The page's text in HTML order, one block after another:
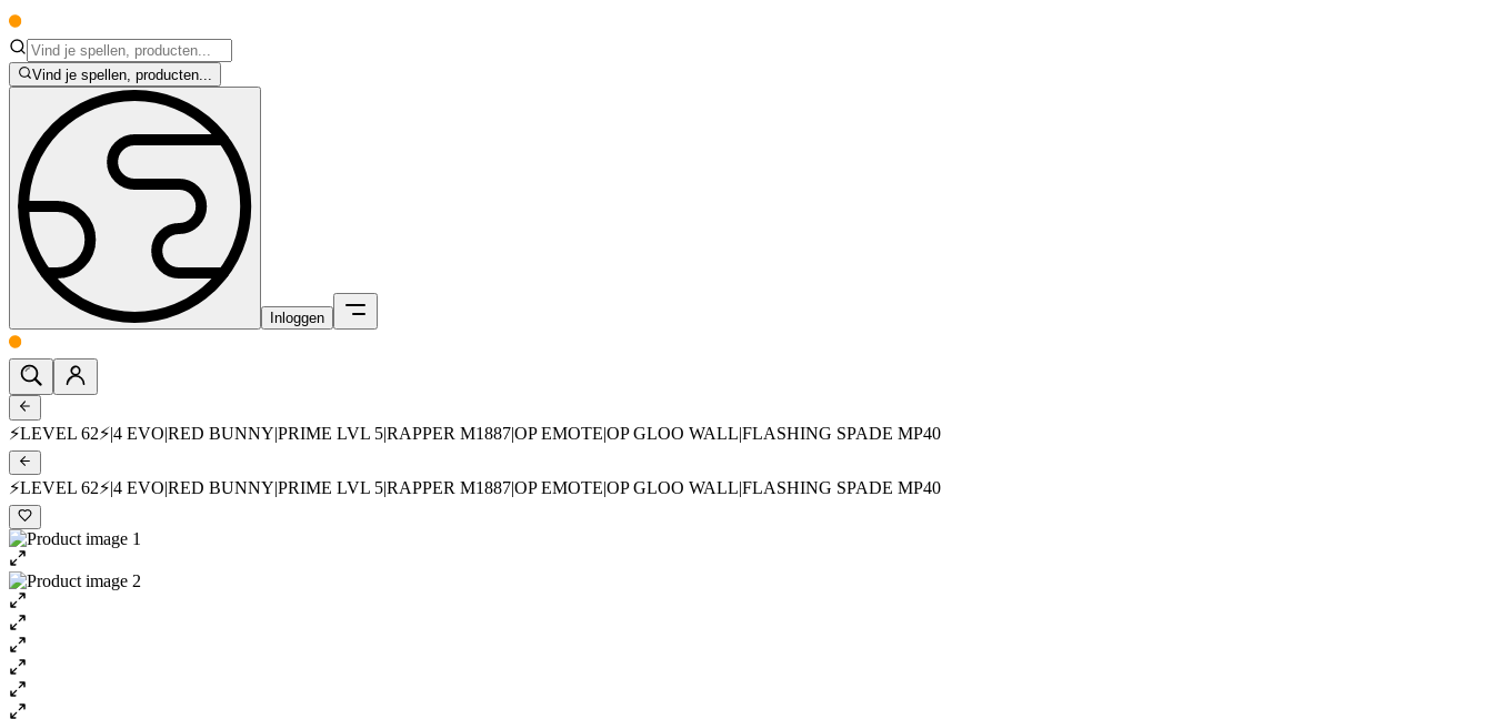
Vind je spellen, producten...
Inloggen
⚡LEVEL 62⚡|4 EVO|RED BUNNY|PRIME LVL 5|RAPPER M1887|OP EMOTE|OP GLOO WALL|FLASHING SPADE MP40
⚡LEVEL 62⚡|4 EVO|RED BUNNY|PRIME LVL 5|RAPPER M1887|OP EMOTE|OP GLOO WALL|FLASHING SPADE MP40